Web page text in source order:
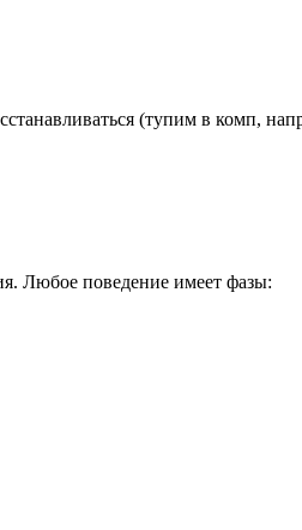
(тупим в комп,
Любое поведение имеет фазы: